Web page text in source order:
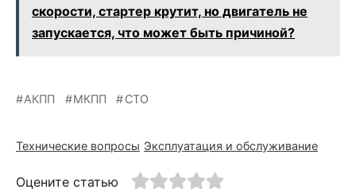
скорости, стартер крутит, но двигатель не
запускается, что может быть причиной?
АКПП МКПП СТО
Технические вопросы Эксплуатация и обслуживание
Оцените статью